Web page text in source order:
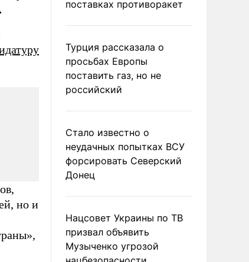
но и
поставках противоракет
Турция рассказала о
просьбах Европы
поставить газ, но не
российский
Стало известно о
неудачных попытках ВСУ
форсировать Северский
Донец
Нацсовет Украины по ТВ
призвал объявить
Музыченко угрозой